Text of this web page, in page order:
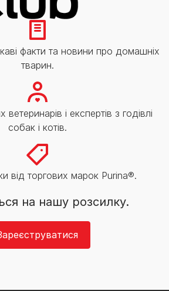
факти та новини про домашніх
тварин.
і експертів з годівлі
собак і котів.
від торгових марок Purina®.
на нашу розсилку.